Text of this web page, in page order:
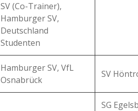
SV (Co-Trainer),
Hamburger SV,
Deutschland
Studenten
Hamburger SV, VfL
Osnabrück
SV
SG